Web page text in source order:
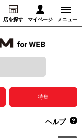
店を探す マイページ メニュー
録音からさがす
特集
ヘルプ